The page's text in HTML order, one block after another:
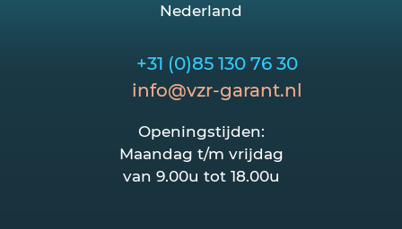
+31 (0)85 130 76 30
info@vzr-garant.nl
Openingstijden:
Maandag t/m vrijdag
van 9.00u tot 18.00u
Nederland